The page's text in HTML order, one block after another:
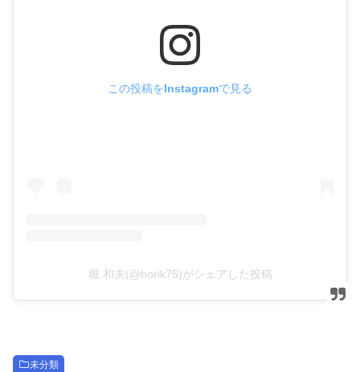
この投稿をInstagramで見る
堀 和夫(@horik75)がシェアした投稿
未分類